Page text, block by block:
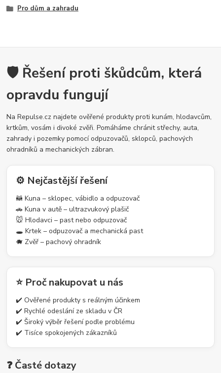
Pro dům a zahradu
🛡️ Řešení proti škůdcům, která
opravdu fungují
Na Repulse.cz najdete ověřené produkty proti kunám, hlodavcům,
krtkům, vosám i divoké zvěři. Pomáháme chránit střechy, auta,
zahrady i pozemky pomocí odpuzovačů, sklopců, pachových
ohradníků a mechanických zábran.
⚙️ Nejčastější řešení
🦝 Kuna – sklopec, vábidlo a odpuzovač
🚗 Kuna v autě – ultrazvukový plašič
🐭 Hlodavci – past nebo odpuzovač
🕳️ Krtek – odpuzovač a mechanická past
🐗 Zvěř – pachový ohradník
⭐ Proč nakupovat u nás
✔️ Ověřené produkty s reálným účinkem
✔️ Rychlé odeslání ze skladu v ČR
✔️ Široký výběr řešení podle problému
✔️ Tisíce spokojených zákazníků
❓ Časté dotazy